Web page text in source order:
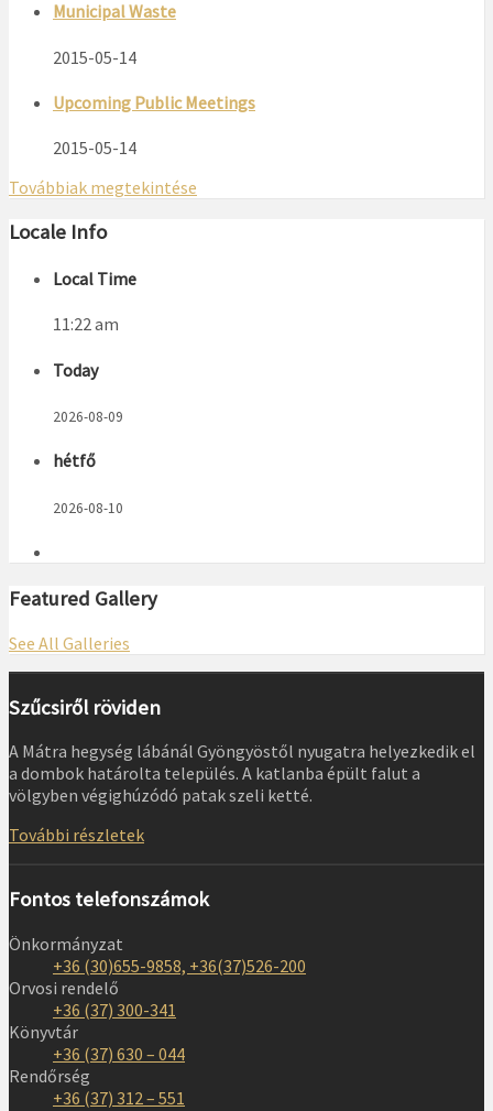
Municipal Waste
2015-05-14
Upcoming Public Meetings
2015-05-14
Továbbiak megtekintése
Locale Info
Local Time
11:22 am
Today
2026-08-09
hétfő
2026-08-10
Featured Gallery
See All Galleries
Szűcsiről röviden
A Mátra hegység lábánál Gyöngyöstől nyugatra helyezkedik el
a dombok határolta település. A katlanba épült falut a
völgyben végighúzódó patak szeli ketté.
További részletek
Fontos telefonszámok
Önkormányzat
+36 (30)655-9858, +36(37)526-200
Orvosi rendelő
+36 (37) 300-341
Könyvtár
+36 (37) 630 – 044
Rendőrség
+36 (37) 312 – 551